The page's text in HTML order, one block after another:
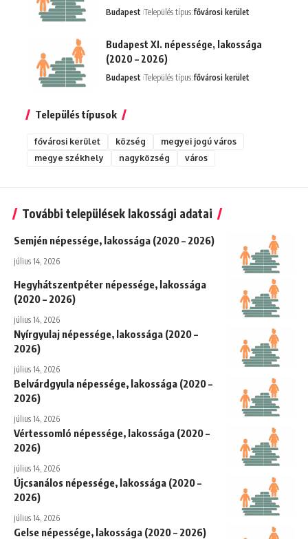
Budapest Település típus:fővárosi kerület
Budapest XI. népessége, lakossága
(2020 – 2026)
Budapest Település típus:fővárosi kerület
Település típusok
fővárosi kerület község
megyei jogú város
megye székhely
nagyközség város
További települések lakossági adatai
Semjén népessége, lakossága (2020 – 2026)
július 14, 2026
Hegyhátszentpéter népessége, lakossága
(2020 – 2026)
július 14, 2026
Nyírgyulaj népessége, lakossága (2020 –
2026)
július 14, 2026
Belvárdgyula népessége, lakossága (2020 –
2026)
július 14, 2026
Vértessomló népessége, lakossága (2020 –
2026)
július 14, 2026
Újcsanálos népessége, lakossága (2020 –
2026)
július 14, 2026
Gelse népessége, lakossága (2020 – 2026)